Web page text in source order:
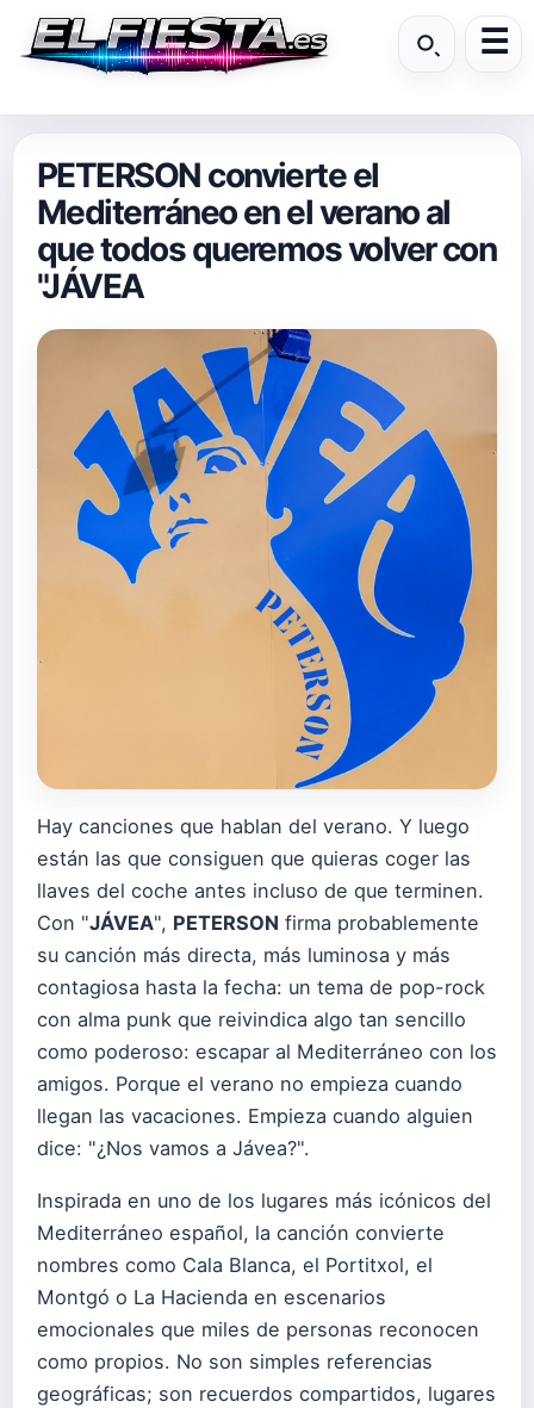
PETERSON convierte el
Mediterráneo en el verano al
que todos queremos volver con
"JÁVEA
Hay canciones que hablan del verano. Y luego
están las que consiguen que quieras coger las
llaves del coche antes incluso de que terminen.
Con "JÁVEA", PETERSON firma probablemente
su canción más directa, más luminosa y más
contagiosa hasta la fecha: un tema de pop-rock
con alma punk que reivindica algo tan sencillo
como poderoso: escapar al Mediterráneo con los
amigos. Porque el verano no empieza cuando
llegan las vacaciones. Empieza cuando alguien
dice: "¿Nos vamos a Jávea?".
Inspirada en uno de los lugares más icónicos del
Mediterráneo español, la canción convierte
nombres como Cala Blanca, el Portitxol, el
Montgó o La Hacienda en escenarios
emocionales que miles de personas reconocen
como propios. No son simples referencias
geográficas; son recuerdos compartidos, lugares